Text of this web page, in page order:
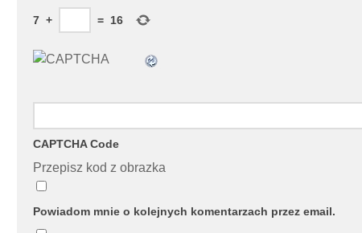
7 + = 16
CAPTCHA Code
Przepisz kod z obrazka
Powiadom mnie o kolejnych komentarzach przez email.